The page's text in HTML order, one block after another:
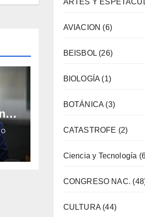
AVIACION (6)
BEISBOL(26)
BIOLOGÍA (1)
BOTÁNICA (3)
CATASTROFE (2)
Ciencia y Tecnología
CONGRESO NAC.
CULTURA(44)